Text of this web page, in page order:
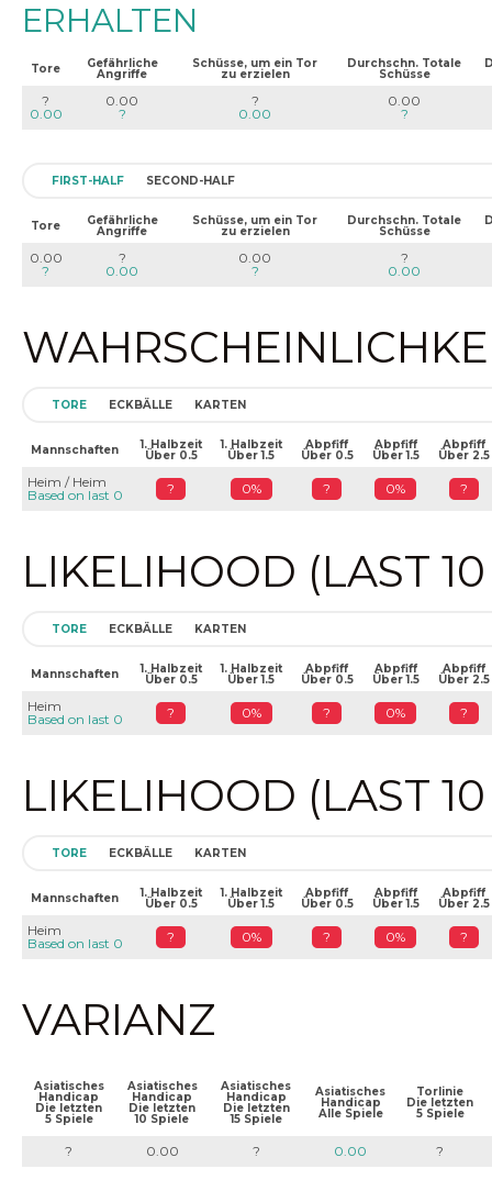
ERHALTEN
Tore Gefährliche
Angriffe
Schüsse, um ein Tor
zu erzielen
Durchschn. Totale
Schüsse
?
0.00
0.00
?
?
0.00
0.00
?
FIRST-HALF SECOND-HALF
Tore Gefährliche
Angriffe
Schüsse, um ein Tor
zu erzielen
Durchschn. Totale
Schüsse
0.00
?
?
0.00
0.00
?
?
0.00
TORE ECKBÄLLE KARTEN
Mannschaften 1. Halbzeit
Über 0.5
1. Halbzeit
Über 1.5
Abpfiff
Über 0.5
Abpfiff
Über 1.5
Abpfiff
Über 2.5
Heim / Heim
Based on last 0
? 0% ? 0% ?
LIKELIHOOD (LAST
TORE ECKBÄLLE KARTEN
Mannschaften 1. Halbzeit
Über 0.5
1. Halbzeit
Über 1.5
Abpfiff
Über 0.5
Abpfiff
Über 1.5
Abpfiff
Über 2.5
Heim
Based on last 0
? 0% ? 0% ?
LIKELIHOOD (LAST
TORE ECKBÄLLE KARTEN
Mannschaften 1. Halbzeit
Über 0.5
1. Halbzeit
Über 1.5
Abpfiff
Über 0.5
Abpfiff
Über 1.5
Abpfiff
Über 2.5
Heim
Based on last 0
? 0% ? 0% ?
VARIANZ
Asiatisches
Handicap
Die letzten
5 Spiele
Asiatisches
Handicap
Die letzten
10 Spiele
Asiatisches
Handicap
Die letzten
15 Spiele
Asiatisches
Handicap
Alle Spiele
Torlinie
Die letzten
5 Spiele
? 0.00 ? 0.00 ?